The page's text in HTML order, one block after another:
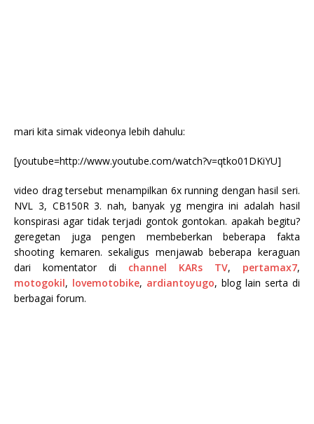
mari kita simak videonya lebih dahulu:
[youtube=http://www.youtube.com/watch?v=qtko01DKiYU]
video drag tersebut menampilkan 6x running dengan hasil seri.
NVL 3, CB150R 3. nah, banyak yg mengira ini adalah hasil
konspirasi agar tidak terjadi gontok gontokan. apakah begitu?
geregetan juga pengen membeberkan beberapa fakta
shooting kemaren. sekaligus menjawab beberapa keraguan
dari komentator di channel KARs TV, pertamax7,
motogokil, lovemotobike, ardiantoyugo, blog lain serta di
berbagai forum.